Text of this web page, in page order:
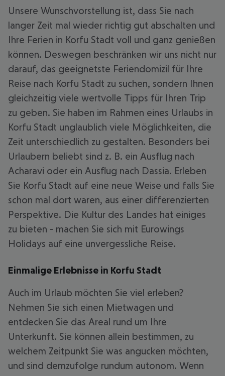
Unsere Wunschvorstellung ist, dass Sie nach
langer Zeit mal wieder richtig gut abschalten und
Ihre Ferien in Korfu Stadt voll und ganz genießen
können. Deswegen beschränken wir uns nicht nur
darauf, das geeignetste Feriendomizil für Ihre
Reise nach Korfu Stadt zu suchen, sondern Ihnen
gleichzeitig viele wertvolle Tipps für Ihren Trip
zu geben. Sie haben im Rahmen eines Urlaubs in
Korfu Stadt unglaublich viele Möglichkeiten, die
Zeit unterschiedlich zu gestalten. Besonders bei
Urlaubern beliebt sind z. B. ein Ausflug nach
Acharavi oder ein Ausflug nach Dassia. Erleben
Sie Korfu Stadt auf eine neue Weise und falls Sie
schon mal dort waren, aus einer differenzierten
Perspektive. Die Kultur des Landes hat einiges
zu bieten - machen Sie sich mit Eurowings
Holidays auf eine unvergessliche Reise.
Einmalige Erlebnisse in Korfu Stadt
Auch im Urlaub möchten Sie viel erleben?
Nehmen Sie sich einen Mietwagen und
entdecken Sie das Areal rund um Ihre
Unterkunft. Sie können allein bestimmen, zu
welchem Zeitpunkt Sie was angucken möchten,
und sind demzufolge rundum autonom. Wenn